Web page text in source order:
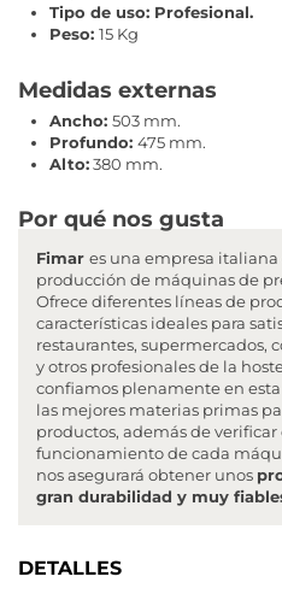
Tipo de uso: Profesional.
Peso: 15 Kg
Medidas externas
Ancho: 503 mm.
Profundo: 475 mm.
Alto:380 mm.
Por qué nos gusta
Fimar es una empresa
producción de máquinas de
Ofrece diferentes líneas de
características ideales para
restaurantes, supermercados,
y otros profesionales de la
confiamos plenamente en
las mejores materias primas
productos, además de verificar
funcionamiento de cada
nos asegurará obtener unos
gran durabilidad y muy
DETALLES